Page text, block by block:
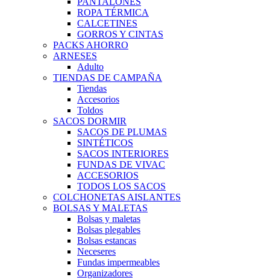
ROPA TÉRMICA
CALCETINES
GORROS Y CINTAS
PACKS AHORRO
ARNESES
Adulto
TIENDAS DE CAMPAÑA
Tiendas
Accesorios
Toldos
SACOS DORMIR
SACOS DE PLUMAS
SINTÉTICOS
SACOS INTERIORES
FUNDAS DE VIVAC
ACCESORIOS
TODOS LOS SACOS
COLCHONETAS AISLANTES
BOLSAS Y MALETAS
Bolsas y maletas
Bolsas plegables
Bolsas estancas
Neceseres
Fundas impermeables
Organizadores